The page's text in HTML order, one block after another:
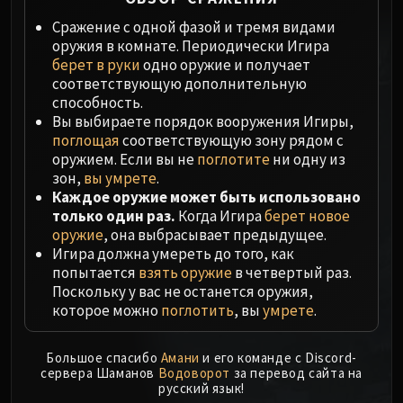
Ji-Kun
Durumu the Forgotten
Primordius
Dark Animus
Iron Qon
Twin Empyreans
Lei Shen
Ra-den
MANAFORGE OMEGA
Plexus Sentinel
Loom'ithar
Soulbinder Naazindhri
Forgeweaver Araz
Nexus-King Salhadaar
Dimensius, the All-Devouring
Сражение с одной фазой и тремя видами
оружия в комнате. Периодически Игира
берет в рукиодно оружие и получает
соответствующую дополнительную
способность.
Вы выбираете порядок вооружения Игиры,
поглощаясоответствующую зону рядом с
оружием. Если вы непоглотитени одну из
зон, вы умрете.
Каждое оружие может быть использовано
только один раз. Когда Игираберет новое
оружие, она выбрасывает предыдущее.
Игира должна умереть до того, как
попытается взять оружиев четвертый раз.
Поскольку у вас не останется оружия,
которое можно поглотить, выумрете.
Большое спасибо Амани и его команде с Discord-
сервера Шаманов Водоворот за перевод сайта на
русский язык!